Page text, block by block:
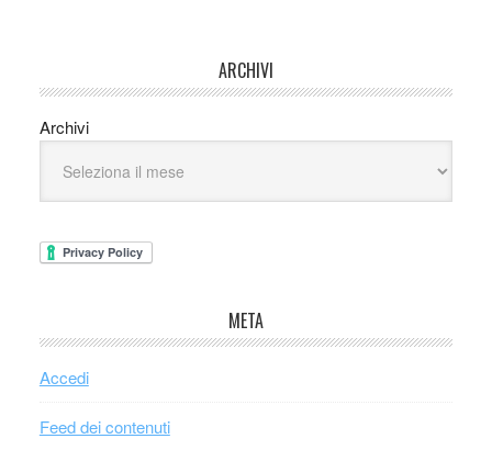
ARCHIVI
Archivi
META
Accedi
Feed dei contenuti